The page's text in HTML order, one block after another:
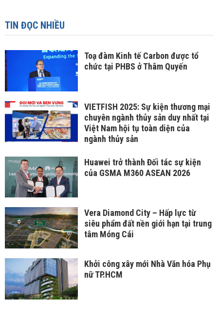
TIN ĐỌC NHIỀU
Toạ đàm Kinh tế Carbon được tổ
chức tại PHBS ở Thâm Quyến
VIETFISH 2025: Sự kiện thương mại
chuyên ngành thủy sản duy nhất tại
Việt Nam hội tụ toàn diện của
ngành thủy sản
Huawei trở thành Đối tác sự kiện
của GSMA M360 ASEAN 2026
Vera Diamond City – Hấp lực từ
siêu phẩm đất nền giới hạn tại trung
tâm Móng Cái
Khởi công xây mới Nhà Văn hóa Phụ
nữ TP.HCM